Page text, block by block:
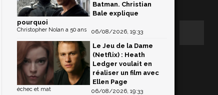
Batman. Christian
Bale explique
pourquoi
06/08/2026, 19:33
Christopher Nolan a 50 ans
Le Jeu de la Dame
(Netflix) : Heath
Ledger voulait en
réaliser un film avec
Ellen Page
06/08/2026, 19:33
échec et mat